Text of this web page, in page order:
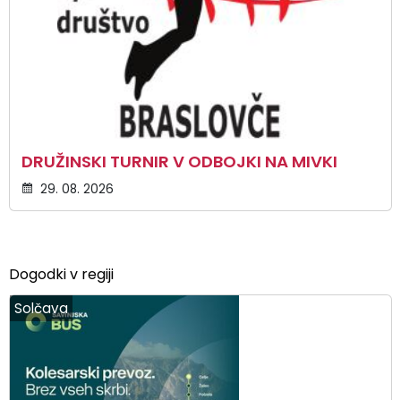
DRUŽINSKI TURNIR V ODBOJKI NA MIVKI
29. 08. 2026
Dogodki v regiji
Solčava